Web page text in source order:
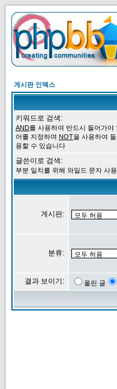
게시판 인덱스
키워드로 검색:
AND를 사용하여 반드시 들어가야
어를 지정하며 NOT을 사용하여
용할 수 있습니다
글쓴이로 검색:
부분 일치를 위해 와일드 문자 사용
게시판:
분류:
결과 보이기: 올린 글